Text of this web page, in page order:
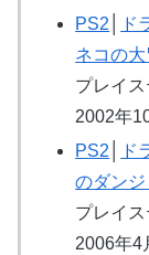
PS2
ド
ネコの
プレイス
2002年
PS2
ド
のダンジ
プレイス
2006年4